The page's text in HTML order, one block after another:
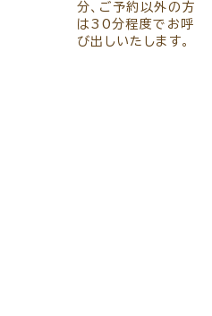
分、ご予約以外の方
は30分程度でお呼
び出しいたします。